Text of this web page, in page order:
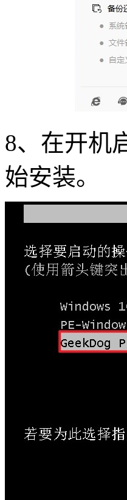
8、在开机
始安装。